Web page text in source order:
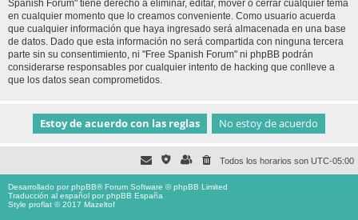
Spanish Forum" tiene derecho a eliminar, editar, mover o cerrar cualquier tema
en cualquier momento que lo creamos conveniente. Como usuario acuerda
que cualquier información que haya ingresado será almacenada en una base
de datos. Dado que esta información no será compartida con ninguna tercera
parte sin su consentimiento, ni "Free Spanish Forum" ni phpBB podrán
considerarse responsables por cualquier intento de hacking que conlleve a
que los datos sean comprometidos.
Todos los horarios son UTC-05:00
Desarrollado porphpBB® Forum Software © phpBB Limited
Traducción al español porphpBB España
Style proflat © 2017 Mazeltof